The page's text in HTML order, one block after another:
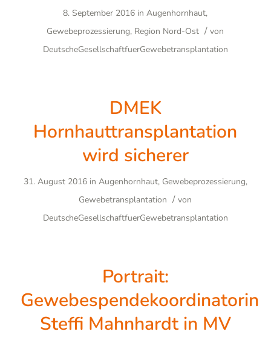
8. September 2016 inAugenhornhaut,
Gewebeprozessierung, Region Nord-Ost / von
DeutscheGesellschaftfuerGewebetransplantation
DMEK
Hornhauttransplantation
wird sicherer
31. August 2016 in Augenhornhaut, Gewebeprozessierung,
Gewebetransplantation / von
DeutscheGesellschaftfuerGewebetransplantation
Portrait:
Gewebespendekoordinatorin
Steffi Mahnhardt in MV